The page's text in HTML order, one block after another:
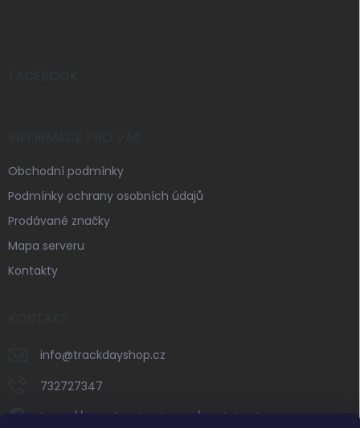
Obchodní podmínky
Podmínky ochrany osobních údajů
Prodávané značky
Mapa serveru
Kontakty
info@trackdayshop.cz
732727347
https://www.facebook.com/trackdayshop